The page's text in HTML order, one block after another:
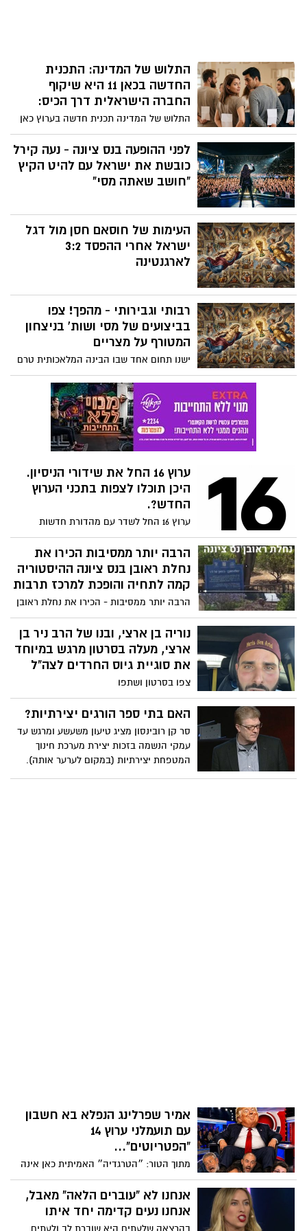
התלוש של המדינה: התכנית
החדשה בכאן 11 היא שיקוף
החברה הישראלית דרך הכיס:
התלוש של המדינה תכנית חדשה בערוץ כאן
11 שואפת לפרק את הטאבו סביב שיחות על
כסף: התכנית אמורה לנפץ את המחסום
החברתי והאישי שמקשה עלינו, הישראלים,
לדבר בפתיחות על השכר שלנו. המסר הוא
לפני ההופעה בנס ציונה - נעה קירל
כובשת את ישראל עם להיט הקיץ
"חושב שאתה מסי"
העימות של חוסאם חסן מול דגל
ישראל אחרי ההפסד 3:2
לארגנטינה
רבותי וגבירותי - מהפך! צפו
בביצועים של מסי ושות' בניצחון
המטורף על מצריים
ישנו תחום אחד שבו הבינה המלאכותית טרם
השתלטה על חיינו והוא ללא ספק מגרש
הכדורגל. המשחק בין ארגנטינה למצריים
ברבע גמר מונדיאל 2026 הוכיח לכל מי
שפקפק - מסי הוא הגדול מכולם, אבל רק אם
יזכה להניף שוב את גביע העולם.
ערוץ 16 החל את שידורי הניסיון.
היכן תוכלו לצפות בתכני הערוץ
החדש?.
ערוץ 16 החל לשדר עם מהדורת חדשות
בהגשת יעקב אילון. שר התקשורת שלמה
קרעי השתתף בטקס ההשקה, ובשלב הראשון
הערוץ זמין בסלקום TV ובאתר הייעודי.
הרבה יותר ממסיבות הכירו את
נחלת ראובן בנס ציונה ההיסטוריה
קמה לתחיה והופכת למרכז תרבות
הרבה יותר ממסיבות - הכירו את נחלת ראובן
בנס ציונה ההיסטוריה קמה לתחיה והופכת
למרכז תרבות. על העבר המרתק של המבנה
ממנו צמחה העיר נס ציונה
נוריה בן ארצי, ובנו של הרב ניר בן
ארצי, מעלה בסרטון מרגש במיוחד
את סוגיית גיוס החרדים לצה"ל
צפו בסרטון ושתפו
האם בתי ספר הורגים יצירתיות?
סר קן רובינסון מציג טיעון משעשע ומרגש עד
עמקי הנשמה בזכות יצירת מערכת חינוך
המטפחת יצירתיות (במקום לערער אותה).
אמיר שפרלינג הנפלא בא חשבון
עם תועמלני ערוץ 14
"הפטריוטים"...
מתוך הטור: ״הטרגדיה״ האמיתית כאן אינה
שטראמפ עשה טראמפ. אלא שלמעודדות
ביציע פשוט נגמרו התירוצים. אין להם שום
יועמ״שית מתחת למיטה שאפשר להאשים.
אנחנו לא "עוברים הלאה" מאבל,
אנחנו נעים קדימה יחד איתו
בהרצאה שלעתים היא שוברת לב ולעתים